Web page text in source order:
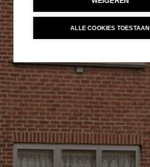
ALLE COOKIES TOESTAAN